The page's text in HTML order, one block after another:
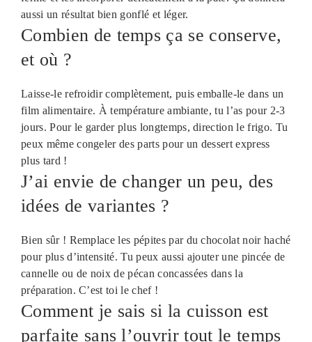
aussi un résultat bien gonflé et léger.
Combien de temps ça se conserve,
et où ?
Laisse-le refroidir complètement, puis emballe-le dans un
film alimentaire. À température ambiante, tu l’as pour 2-3
jours. Pour le garder plus longtemps, direction le frigo. Tu
peux même congeler des parts pour un dessert express
plus tard !
J’ai envie de changer un peu, des
idées de variantes ?
Bien sûr ! Remplace les pépites par du chocolat noir haché
pour plus d’intensité. Tu peux aussi ajouter une pincée de
cannelle ou de noix de pécan concassées dans la
préparation. C’est toi le chef !
Comment je sais si la cuisson est
parfaite sans l’ouvrir tout le temps